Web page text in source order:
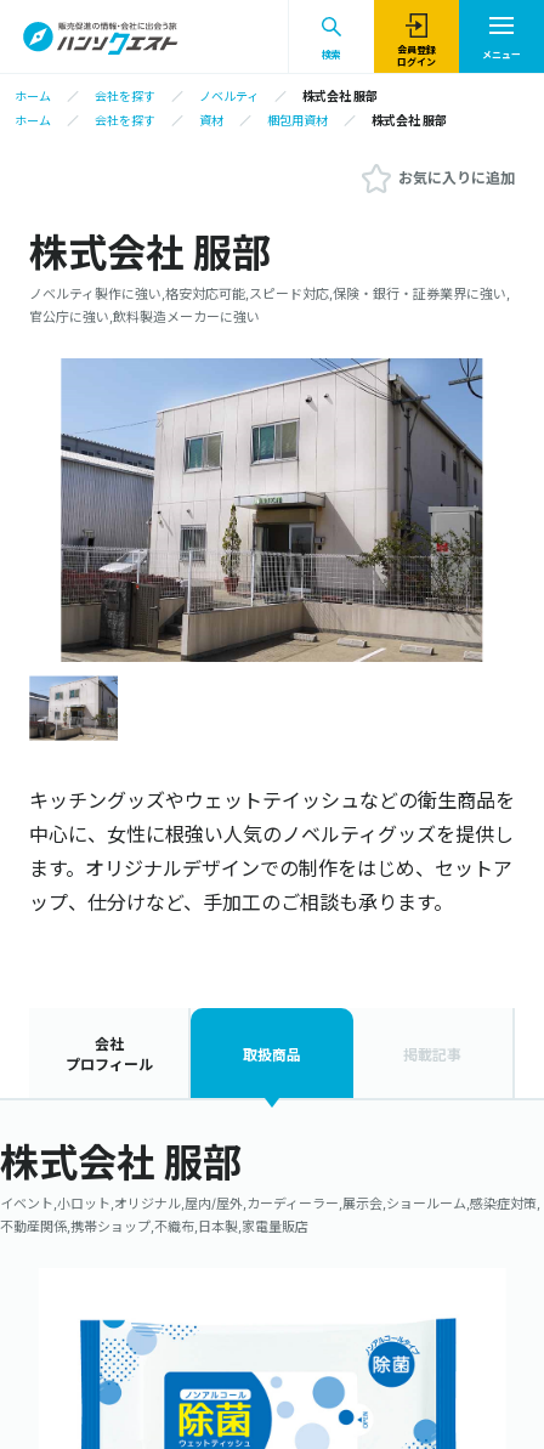
検索
会員登録
ログイン
メニュー
ホーム 会社を探す ノベルティ
株式会社 服部
ホーム
会社を探す 資材 梱包用資材 株式会社 服部
お気に入りに追加
株式会社 服部
ノベルティ製作に強い,格安対応可能,スピード対応,保険・銀行・証券業界に強い,
官公庁に強い,飲料製造メーカーに強い
キッチングッズやウェットテイッシュなどの衛生商品を
中心に、女性に根強い人気のノベルティグッズを提供し
ます。オリジナルデザインでの制作をはじめ、セットア
ップ、仕分けなど、手加工のご相談も承ります。
会社
プロフィール
取扱商品 掲載記事
株式会社 服部
イベント,小ロット,オリジナル,屋内/屋外,カーディーラー,展示会,ショールーム,感染症対策,
不動産関係,携帯ショップ,不織布,日本製,家電量販店